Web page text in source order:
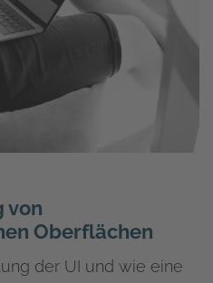
von
Oberflächen
der UI und wie eine